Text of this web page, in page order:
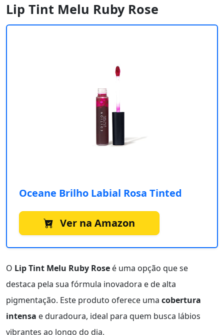
Lip Tint Melu Ruby Rose
Oceane Brilho Labial Rosa Tinted
Ver na Amazon
O Lip Tint Melu Ruby Rose é uma opção que se
destaca pela sua fórmula inovadora e de alta
pigmentação. Este produto oferece uma cobertura
intensa e duradoura, ideal para quem busca lábios
vibrantes ao longo do dia.